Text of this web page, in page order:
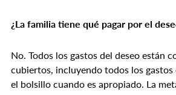
¿La familia tiene qué pagar por el
No. Todos los gastos del deseo están
cubiertos, incluyendo todos los gastos
el bolsillo cuando es apropiado. La